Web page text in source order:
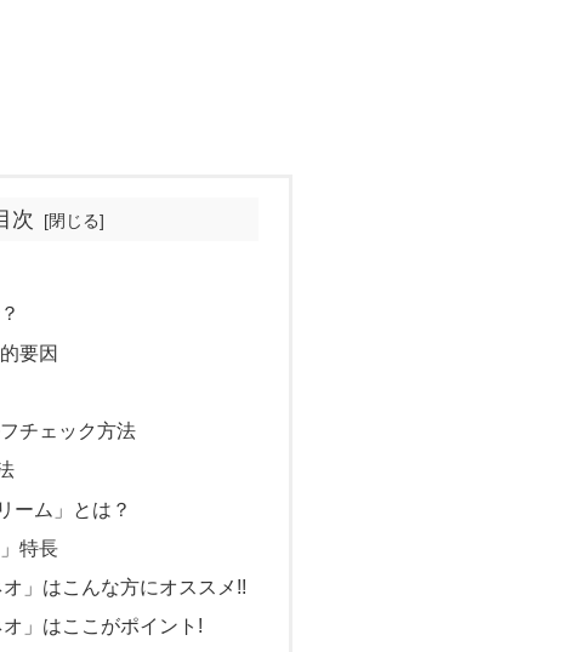
次
要因
チェック方法
ーム」とは？
特長
オ」はこんな方にオススメ!!
オ」はここがポイント!